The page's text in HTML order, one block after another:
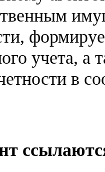
учета, а
в